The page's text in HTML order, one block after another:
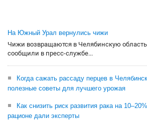
На Южный Урал вернулись чижи
Чижи возвращаются в Челябинскую
сообщили в пресс-службе...
Когда сажать рассаду перцев в
полезные советы для лучшего урожая
Как снизить риск развития рака на
рационе дали эксперты